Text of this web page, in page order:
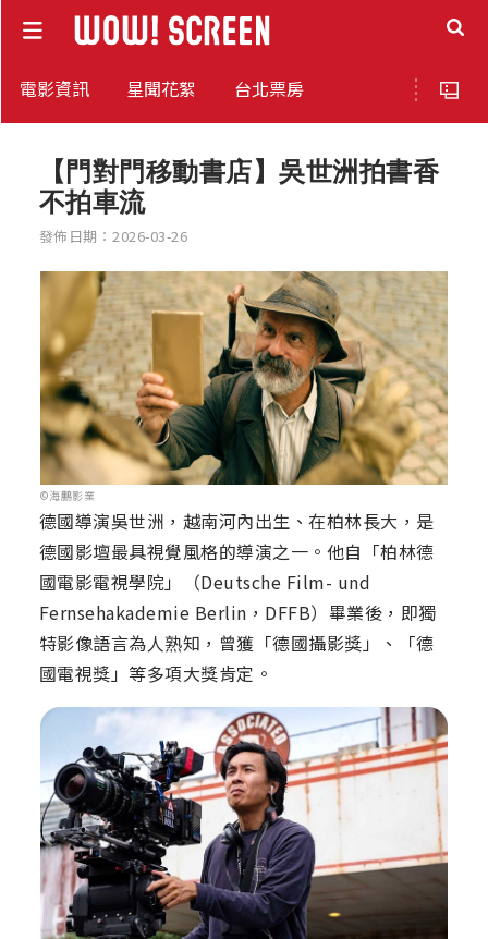
電影資訊 星聞花絮 台北票房
【門對門移動書店】吳世洲拍書香
不拍車流
發佈日期：2026-03-26
©海鵬影業
德國導演吳世洲，越南河內出生、在柏林長大，是
德國影壇最具視覺風格的導演之一。他自「柏林德
國電影電視學院」（Deutsche Film- und
Fernsehakademie Berlin，DFFB）畢業後，即獨
特影像語言為人熟知，曾獲「德國攝影獎」、「德
國電視獎」等多項大獎肯定。